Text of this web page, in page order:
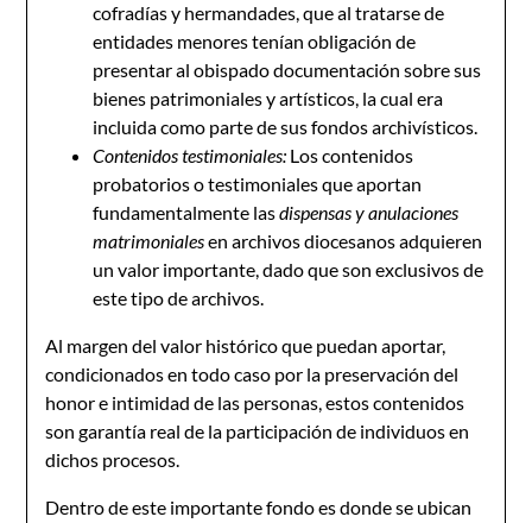
cofradías y hermandades, que al tratarse de
entidades menores tenían obligación de
presentar al obispado documentación sobre sus
bienes patrimoniales y artísticos, la cual era
incluida como parte de sus fondos archivísticos.
Contenidos testimoniales: Los contenidos
probatorios o testimoniales que aportan
fundamentalmente lasdispensas y anulaciones
matrimonialesen archivos diocesanos adquieren
un valor importante, dado que son exclusivos de
este tipo de archivos.
Al margen del valor histórico que puedan aportar,
condicionados en todo caso por la preservación del
honor e intimidad de las personas, estos contenidos
son garantía real de la participación de individuos en
dichos procesos.
Dentro de este importante fondo es donde se ubican